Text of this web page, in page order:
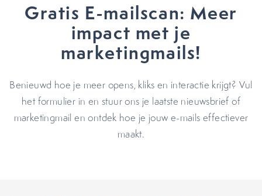
Gratis E-mailscan: Meer
impact met je
marketingmails!
Benieuwd hoe je meer opens, kliks en interactie krijgt? Vul
het formulier in en stuur ons je laatste nieuwsbrief of
marketingmail en ontdek hoe je jouw e-mails effectiever
maakt.